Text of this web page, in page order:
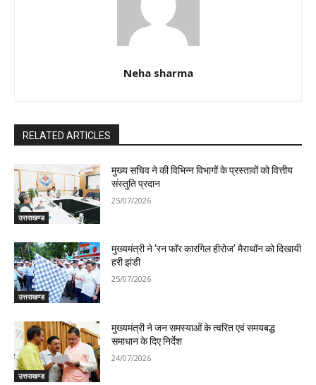
Neha sharma
RELATED ARTICLES
उत्तराखण्ड
मुख्य सचिव ने की विभिन्न विभागों के प्रस्तावों को वित्तीय
संस्तुति प्रदान
25/07/2026
उत्तराखण्ड
मुख्यमंत्री ने ‘रन फॉर कारगिल हीरोज’ मैराथॉन को दिखायी
हरी झंडी
25/07/2026
उत्तराखण्ड
मुख्यमंत्री ने जन समस्याओं के त्वरित एवं समयबद्ध
समाधान के दिए निर्देश
24/07/2026